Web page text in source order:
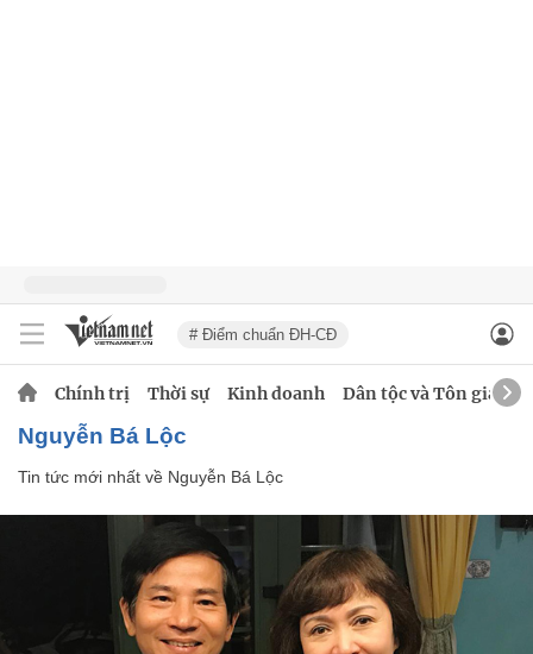
# Điểm chuẩn ĐH-CĐ
Chính trị Thời sự Kinh doanh Dân tộc và Tôn giáo
Nguyễn Bá Lộc
Tin tức mới nhất về Nguyễn Bá Lộc